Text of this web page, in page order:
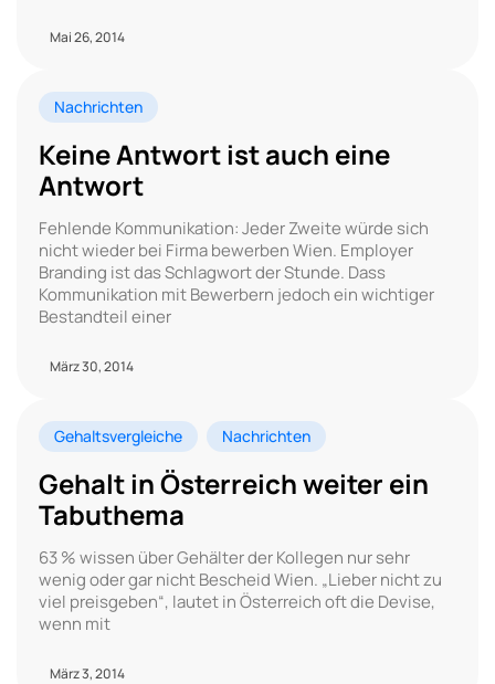
Mai 26, 2014
Nachrichten
Keine Antwort ist auch eine
Antwort
Fehlende Kommunikation: Jeder Zweite würde sich
nicht wieder bei Firma bewerben Wien. Employer
Branding ist das Schlagwort der Stunde. Dass
Kommunikation mit Bewerbern jedoch ein wichtiger
Bestandteil einer
März 30, 2014
Gehaltsvergleiche Nachrichten
Gehalt in Österreich weiter ein
Tabuthema
63 % wissen über Gehälter der Kollegen nur sehr
wenig oder gar nicht Bescheid Wien. „Lieber nicht zu
viel preisgeben“, lautet in Österreich oft die Devise,
wenn mit
März 3, 2014